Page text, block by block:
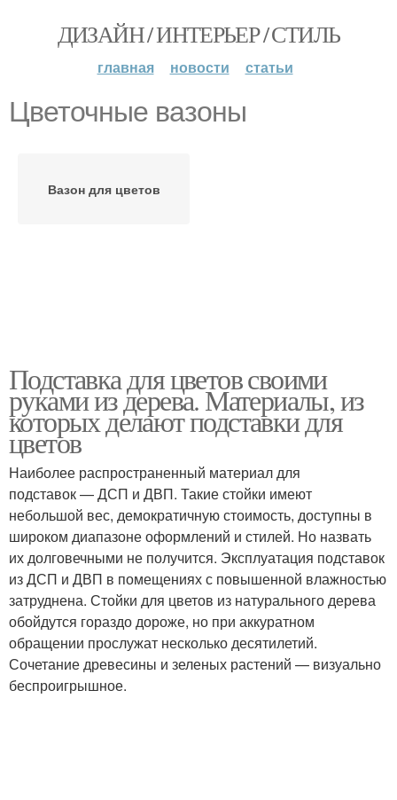
ДИЗАЙН / ИНТЕРЬЕР / СТИЛЬ
главная новости статьи
Цветочные вазоны
Вазон для цветов
Подставка для цветов своими
руками из дерева. Материалы, из
которых делают подставки для
цветов
Наиболее распространенный материал для
подставок — ДСП и ДВП. Такие стойки имеют
небольшой вес, демократичную стоимость, доступны в
широком диапазоне оформлений и стилей. Но назвать
их долговечными не получится. Эксплуатация подставок
из ДСП и ДВП в помещениях с повышенной влажностью
затруднена. Стойки для цветов из натурального дерева
обойдутся гораздо дороже, но при аккуратном
обращении прослужат несколько десятилетий.
Сочетание древесины и зеленых растений — визуально
беспроигрышное.